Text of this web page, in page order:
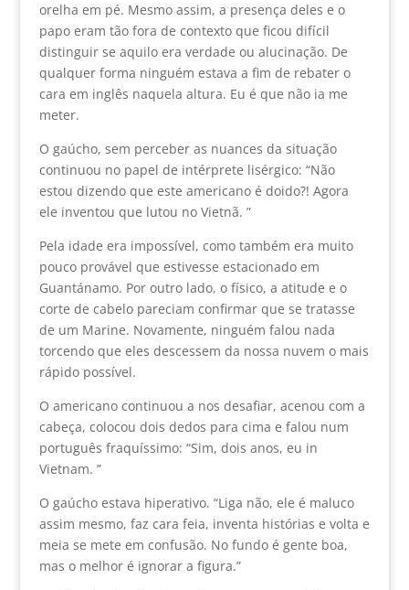
orelha em pé. Mesmo assim, a presença deles e o
papo eram tão fora de contexto que ficou difícil
distinguir se aquilo era verdade ou alucinação. De
qualquer forma ninguém estava a fim de rebater o
cara em inglês naquela altura. Eu é que não ia me
meter.
O gaúcho, sem perceber as nuances da situação
continuou no papel de intérprete lisérgico: “Não
estou dizendo que este americano é doido?! Agora
ele inventou que lutou no Vietnã. ”
Pela idade era impossível, como também era muito
pouco provável que estivesse estacionado em
Guantánamo. Por outro lado, o físico, a atitude e o
corte de cabelo pareciam confirmar que se tratasse
de um Marine. Novamente, ninguém falou nada
torcendo que eles descessem da nossa nuvem o mais
rápido possível.
O americano continuou a nos desafiar, acenou com a
cabeça, colocou dois dedos para cima e falou num
português fraquíssimo: “Sim, dois anos, eu in
Vietnam. ”
O gaúcho estava hiperativo. “Liga não, ele é maluco
assim mesmo, faz cara feia, inventa histórias e volta e
meia se mete em confusão. No fundo é gente boa,
mas o melhor é ignorar a figura.”